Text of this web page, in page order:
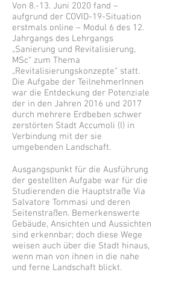
Von 8.-13. Juni 2020 fand –
aufgrund der COVID-19-Situation
erstmals online – Modul 6 des 12.
Jahrgangs des Lehrgangs
„Sanierung und Revitalisierung,
MSc“ zum Thema
„Revitalisierungskonzepte“ statt.
Die Aufgabe der TeilnehmerInnen
war die Entdeckung der Potenziale
der in den Jahren 2016 und 2017
durch mehrere Erdbeben schwer
zerstörten Stadt Accumoli (I) in
Verbindung mit der sie
umgebenden Landschaft.
Ausgangspunkt für die Ausführung
der gestellten Aufgabe war für die
Studierenden die Hauptstraße Via
Salvatore Tommasi und deren
Seitenstraßen. Bemerkenswerte
Gebäude, Ansichten und Aussichten
sind erkennbar; doch diese Wege
weisen auch über die Stadt hinaus,
wenn man von ihnen in die nahe
und ferne Landschaft blickt.